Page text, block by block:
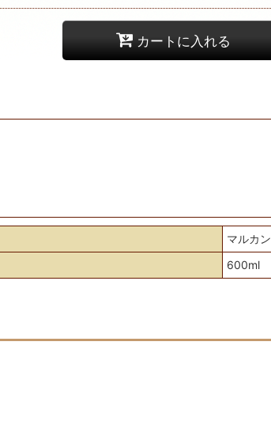
カートに入れる
マルカン
600ml